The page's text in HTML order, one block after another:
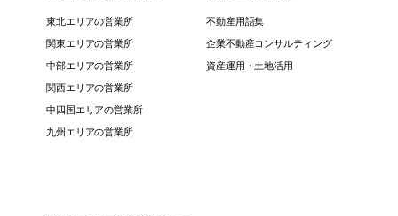
東北エリアの営業所
関東エリアの営業所
中部エリアの営業所
関西エリアの営業所
中四国エリアの営業所
九州エリアの営業所
不動産用語集
企業不動産コンサルティング
資産運用・土地活用